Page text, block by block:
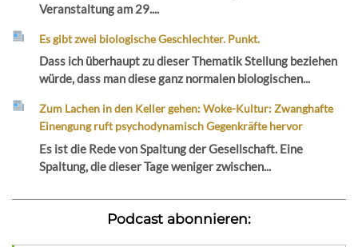
Veranstaltung am 29....
Es gibt zwei biologische Geschlechter. Punkt.
Dass ich überhaupt zu dieser Thematik Stellung beziehen
würde, dass man diese ganz normalen biologischen...
Zum Lachen in den Keller gehen: Woke-Kultur: Zwanghafte
Einengung ruft psychodynamisch Gegenkräfte hervor
Es ist die Rede von Spaltung der Gesellschaft. Eine
Spaltung, die dieser Tage weniger zwischen...
Podcast abonnieren: